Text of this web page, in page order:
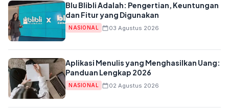
Blu Blibli Adalah: Pengertian, Keuntungan
dan Fitur yang Digunakan
NASIONAL 03 Agustus 2026
Aplikasi Menulis yang Menghasilkan Uang:
Panduan Lengkap 2026
NASIONAL 02 Agustus 2026